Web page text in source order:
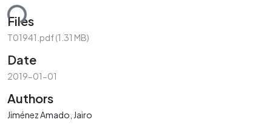
Files
T01941.pdf(1.31 MB)
Date
2019-01-01
Authors
Jiménez Amado, Jairo